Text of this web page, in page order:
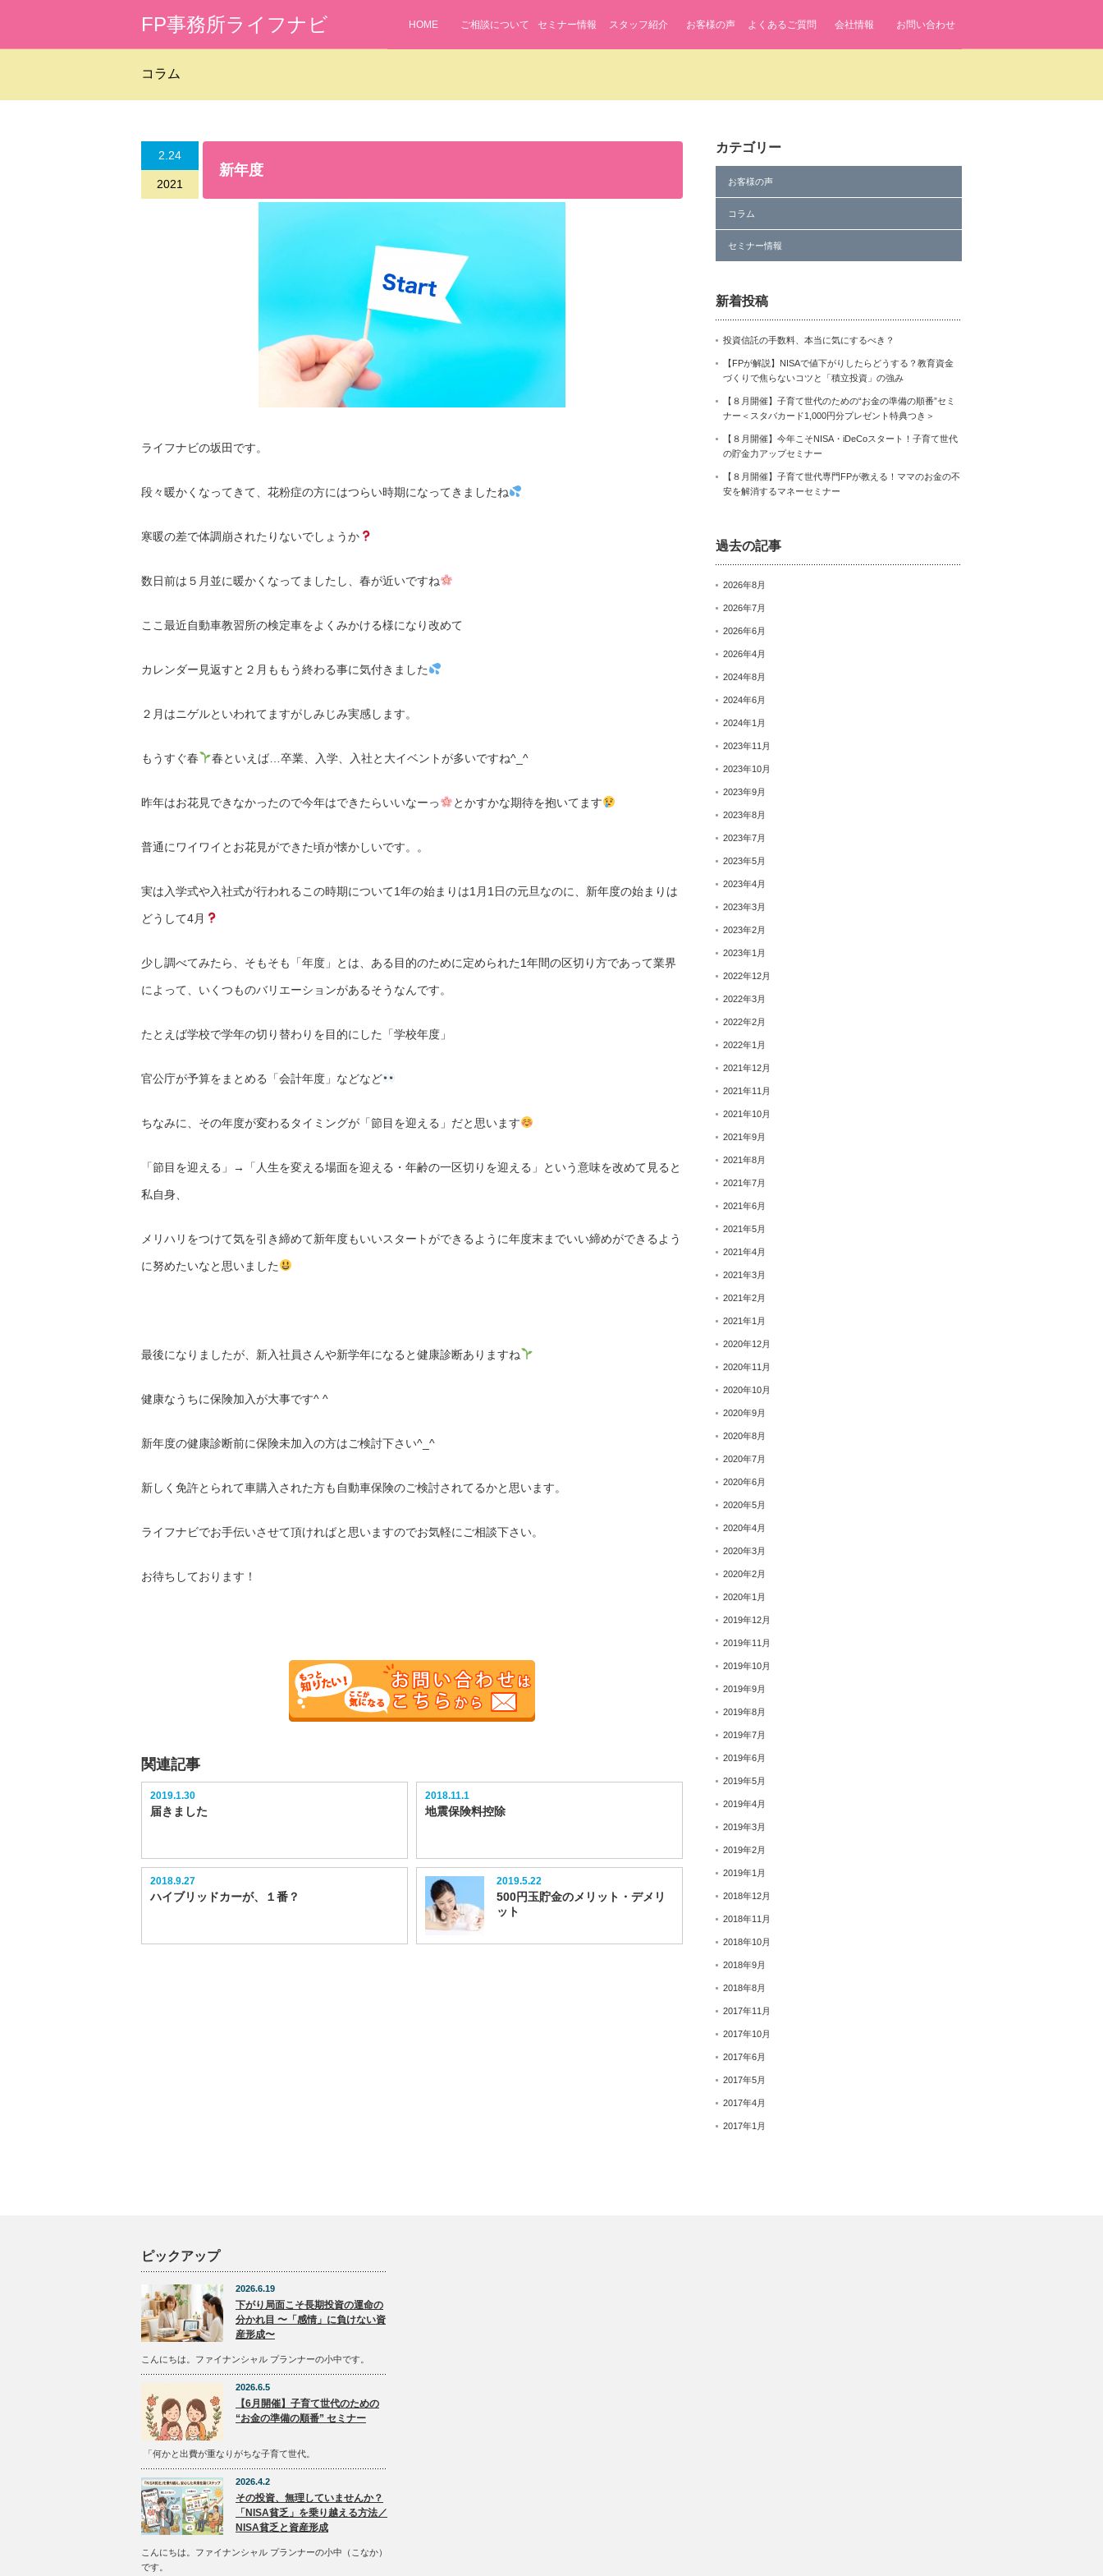
FP事務所ライフナビ HOME ご相談について セミナー情報 スタッフ紹介 お客様の声 よくあるご質問 会社情報 お問い合わせ
コラム
2.24
2021
新年度
ライフナビの坂田です。
段々暖かくなってきて、花粉症の方にはつらい時期になってきましたね
寒暖の差で体調崩されたりないでしょうか
数日前は５月並に暖かくなってましたし、春が近いですね
ここ最近自動車教習所の検定車をよくみかける様になり改めて
カレンダー見返すと２月ももう終わる事に気付きました
２月はニゲルといわれてますがしみじみ実感します。
もうすぐ春 春といえば…卒業、入学、入社と大イベントが多いですね^_^
昨年はお花見できなかったので今年はできたらいいなーっ とかすかな期待を抱いてます
普通にワイワイとお花見ができた頃が懐かしいです。。
実は入学式や入社式が行われるこの時期について1年の始まりは1月1日の元旦なのに、新年度の始まりは
どうして4月
少し調べてみたら、そもそも「年度」とは、ある目的のために定められた1年間の区切り方であって業界
によって、いくつものバリエーションがあるそうなんです。
たとえば学校で学年の切り替わりを目的にした「学校年度」
官公庁が予算をまとめる「会計年度」などなど
ちなみに、その年度が変わるタイミングが「節目を迎える」だと思います
「節目を迎える」→「人生を変える場面を迎える・年齢の一区切りを迎える」という意味を改めて見ると
私自身、
メリハリをつけて気を引き締めて新年度もいいスタートができるように年度末までいい締めができるよう
に努めたいなと思いました
最後になりましたが、新入社員さんや新学年になると健康診断ありますね
健康なうちに保険加入が大事です^ ^
新年度の健康診断前に保険未加入の方はご検討下さい^_^
新しく免許とられて車購入された方も自動車保険のご検討されてるかと思います。
ライフナビでお手伝いさせて頂ければと思いますのでお気軽にご相談下さい。
お待ちしております！
関連記事
2019.1.30
届きました
2018.11.1
地震保険料控除
2018.9.27
ハイブリッドカーが、１番？
2019.5.22
500円玉貯金のメリット・デメリ
ット
カテゴリー
お客様の声
コラム
セミナー情報
新着投稿
投資信託の手数料、本当に気にするべき？
【FPが解説】NISAで値下がりしたらどうする？教育資金
づくりで焦らないコツと「積立投資」の強み
【８月開催】子育て世代のための“お金の準備の順番”セミ
ナー＜スタバカード1,000円分プレゼント特典つき＞
【８月開催】今年こそNISA・iDeCoスタート！子育て世代
の貯金力アップセミナー
【８月開催】子育て世代専門FPが教える！ママのお金の不
安を解消するマネーセミナー
過去の記事
2026年8月
2026年7月
2026年6月
2026年4月
2024年8月
2024年6月
2024年1月
2023年11月
2023年10月
2023年9月
2023年8月
2023年7月
2023年5月
2023年4月
2023年3月
2023年2月
2023年1月
2022年12月
2022年3月
2022年2月
2022年1月
2021年12月
2021年11月
2021年10月
2021年9月
2021年8月
2021年7月
2021年6月
2021年5月
2021年4月
2021年3月
2021年2月
2021年1月
2020年12月
2020年11月
2020年10月
2020年9月
2020年8月
2020年7月
2020年6月
2020年5月
2020年4月
2020年3月
2020年2月
2020年1月
2019年12月
2019年11月
2019年10月
2019年9月
2019年8月
2019年7月
2019年6月
2019年5月
2019年4月
2019年3月
2019年2月
2019年1月
2018年12月
2018年11月
2018年10月
2018年9月
2018年8月
2017年11月
2017年10月
2017年6月
2017年5月
2017年4月
2017年1月
ピックアップ
2026.6.19
下がり局面こそ長期投資の運命の
分かれ目 〜「感情」に負けない資
産形成〜
こんにちは。ファイナンシャル プランナーの小中です。
2026.6.5
【6月開催】子育て世代のための
“お金の準備の順番” セミナー
「何かと出費が重なりがちな子育て世代。
2026.4.2
その投資、無理していませんか？
「NISA貧乏」を乗り越える方法／
NISA貧乏と資産形成
こんにちは。ファイナンシャル プランナーの小中（こなか）
です。